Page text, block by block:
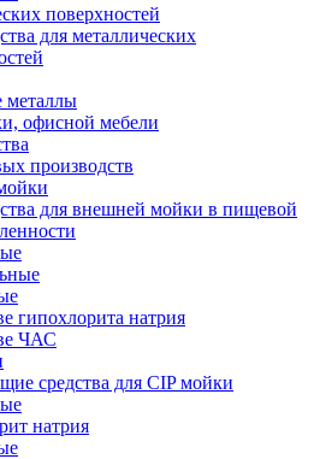
поверхностей
для металлических
металлы
офисной мебели
производств
для внешней мойки в пищевой
гипохлорита натрия
ЧАС
средства для CIP мойки
натрия